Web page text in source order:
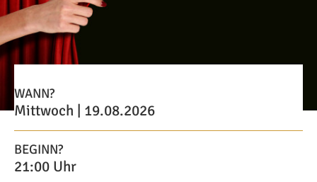
WANN?
Mittwoch | 19.08.2026
BEGINN?
21:00 Uhr